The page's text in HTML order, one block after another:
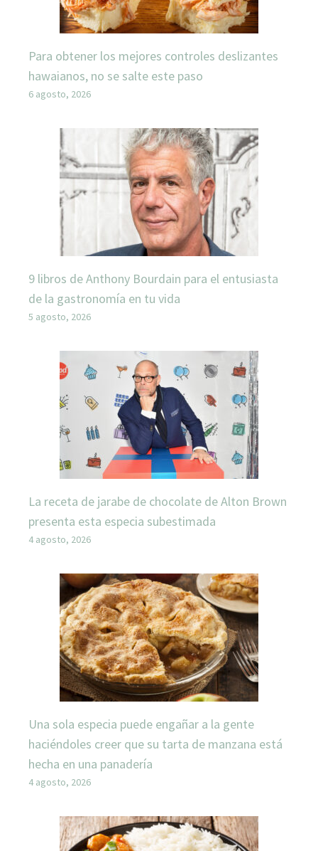
Para obtener los mejores controles deslizantes
hawaianos, no se salte este paso
6 agosto, 2026
9 libros de Anthony Bourdain para el entusiasta
de la gastronomía en tu vida
5 agosto, 2026
La receta de jarabe de chocolate de Alton Brown
presenta esta especia subestimada
4 agosto, 2026
Una sola especia puede engañar a la gente
haciéndoles creer que su tarta de manzana está
hecha en una panadería
4 agosto, 2026